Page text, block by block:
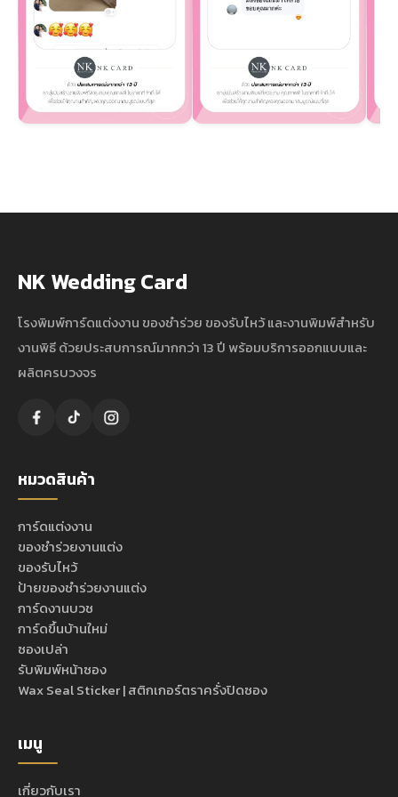
NK Wedding Card
โรงพิมพ์การ์ดแต่งงาน ของชำร่วย ของรับไหว้ และงานพิมพ์สำหรับ
งานพิธี ด้วยประสบการณ์มากกว่า 13 ปี พร้อมบริการออกแบบและ
ผลิตครบวงจร
หมวดสินค้า
การ์ดแต่งงาน
ของชำร่วยงานแต่ง
ของรับไหว้
ป้ายของชำร่วยงานแต่ง
การ์ดงานบวช
การ์ดขึ้นบ้านใหม่
ซองเปล่า
รับพิมพ์หน้าซอง
Wax Seal Sticker | สติกเกอร์ตราครั่งปิดซอง
เมนู
เกี่ยวกับเรา